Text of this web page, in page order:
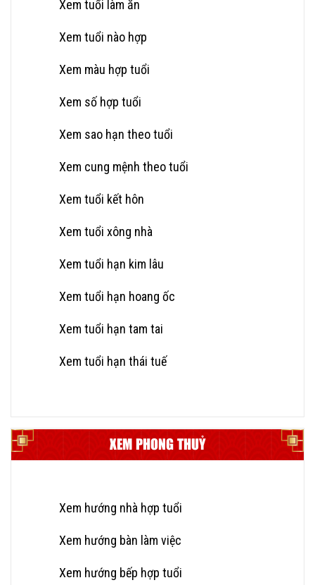
Xem tuổi làm ăn
Xem tuổi nào hợp
Xem màu hợp tuổi
Xem số hợp tuổi
Xem sao hạn theo tuổi
Xem cung mệnh theo tuổi
Xem tuổi kết hôn
Xem tuổi xông nhà
Xem tuổi hạn kim lâu
Xem tuổi hạn hoang ốc
Xem tuổi hạn tam tai
Xem tuổi hạn thái tuế
XEM PHONG THUỶ
Xem hướng nhà hợp tuổi
Xem hướng bàn làm việc
Xem hướng bếp hợp tuổi